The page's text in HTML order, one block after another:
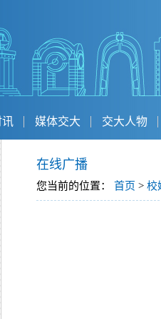
媒体交大 交大人物
在线广播
您当前的位置： 首页 > 校